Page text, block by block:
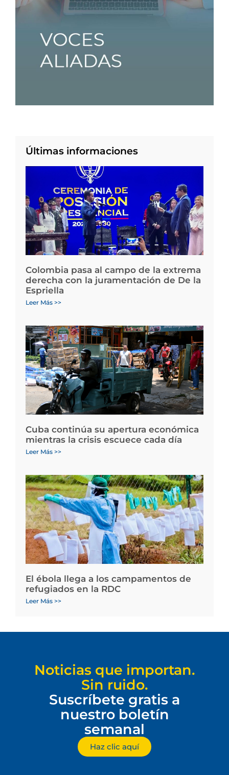
Últimas informaciones
Colombia pasa al campo de la extrema
derecha con la juramentación de De la
Espriella
Leer Más >>
Cuba continúa su apertura económica
mientras la crisis escuece cada día
Leer Más >>
El ébola llega a los campamentos de
refugiados en la RDC
Leer Más >>
Noticias que importan.
Sin ruido.
Suscríbete gratis a
nuestro boletín
semanal
Haz clic aquí